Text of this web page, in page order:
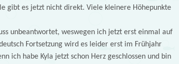
gibt es jetzt nicht direkt. Viele kleinere Höhepunkte
unbeantwortet, weswegen ich jetzt erst einmal auf
Fortsetzung wird es leider erst im Frühjahr
ich habe Kyla jetzt schon Herz geschlossen und bin